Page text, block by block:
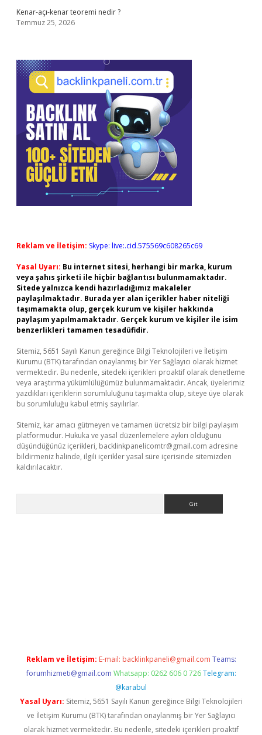
Kenar-açı-kenar teoremi nedir ?
Temmuz 25, 2026
Reklam ve İletişim: Skype: live:.cid.575569c608265c69
Yasal Uyarı: Bu internet sitesi, herhangi bir marka, kurum
veya şahıs şirketi ile hiçbir bağlantısı bulunmamaktadır.
Sitede yalnızca kendi hazırladığımız makaleler
paylaşılmaktadır. Burada yer alan içerikler haber niteliği
taşımamakta olup, gerçek kurum ve kişiler hakkında
paylaşım yapılmamaktadır. Gerçek kurum ve kişiler ile isim
benzerlikleri tamamen tesadüfidir.
Sitemiz, 5651 Sayılı Kanun gereğince Bilgi Teknolojileri ve İletişim
Kurumu (BTK) tarafından onaylanmış bir Yer Sağlayıcı olarak hizmet
vermektedir. Bu nedenle, sitedeki içerikleri proaktif olarak denetleme
veya araştırma yükümlülüğümüz bulunmamaktadır. Ancak, üyelerimiz
yazdıkları içeriklerin sorumluluğunu taşımakta olup, siteye üye olarak
bu sorumluluğu kabul etmiş sayılırlar.
Sitemiz, kar amacı gütmeyen ve tamamen ücretsiz bir bilgi paylaşım
platformudur. Hukuka ve yasal düzenlemelere aykırı olduğunu
düşündüğünüz içerikleri, backlinkpanelicomtr@gmail.com adresine
bildirmeniz halinde, ilgili içerikler yasal süre içerisinde sitemizden
kaldırılacaktır.
Reklam ve İletişim: E-mail: backlinkpaneli@gmail.com Teams:
forumhizmeti@gmail.com Whatsapp: 0262 606 0 726 Telegram:
@karabul
Yasal Uyarı: Sitemiz, 5651 Sayılı Kanun gereğince Bilgi Teknolojileri
ve İletişim Kurumu (BTK) tarafından onaylanmış bir Yer Sağlayıcı
olarak hizmet vermektedir. Bu nedenle, sitedeki içerikleri proaktif